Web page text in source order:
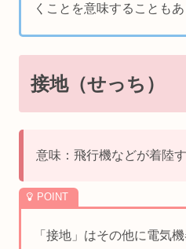
くことを意味することもあ
接地（せっち）
意味：飛行機などが着陸す
「接地」はその他に電気